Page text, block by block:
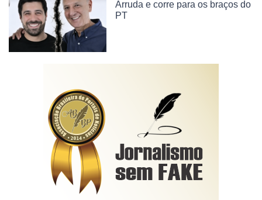
Arruda e corre para os braços do
PT